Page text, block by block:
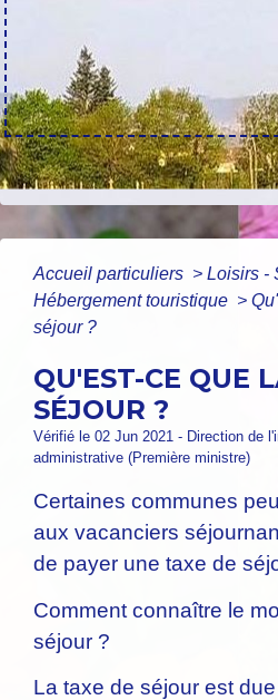
Accueil particuliers > Loisirs -
Hébergement touristique >
séjour ?
QU'EST-CE QUE
SÉJOUR ?
Vérifié le 02 Jun 2021 - Direction de
administrative (Première ministre)
Certaines communes
aux vacanciers
de payer une taxe de
Comment connaître le
séjour ?
La taxe de séjour est